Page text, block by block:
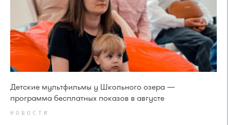
Детские мультфильмы у Школьного озера —
программа бесплатных показов в августе
НОВОСТИ